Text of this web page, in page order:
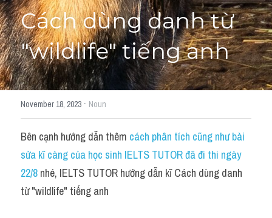
Adj
Idiom
Khác
Từ vựng theo topic
Từ vựng theo Topic
Vocabulary - Grammar
Grammar
Cách dùng danh từ
"wildlife" tiếng anh
November 18, 2023 · Noun
Bên cạnh hướng dẫn thêm cách phân tích cũng như bài
sửa kĩ càng của học sinh IELTS TUTOR đã đi thi ngày
22/8 nhé, IELTS TUTOR hướng dẫn kĩ Cách dùng danh
từ "wildlife" tiếng anh